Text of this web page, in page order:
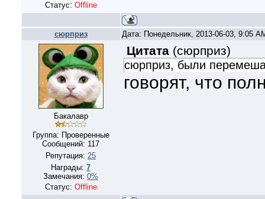
Статус: Offline
сюрприз Дата: Понедельник, 2013-06-03, 9:05
Бакалавр
Группа: Проверенные
Сообщений: 117
Репутация: 25
Награды: 7
Замечания: 0%
Статус: Offline
Цитата(сюрприз)
сюрприз, были
говорят, что